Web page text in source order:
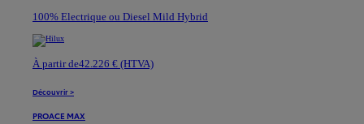
100% Electrique ou Diesel Mild Hybrid
À partir de42.226 € (HTVA)
Découvrir >
PROACE MAX